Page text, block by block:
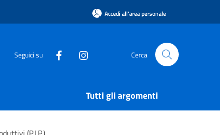
Accedi all'area personale
Seguici su Cerca
Tutti gli argomenti